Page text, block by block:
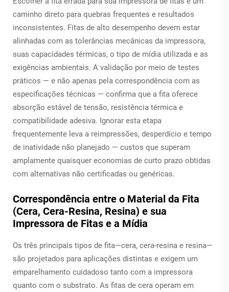
caminho direto para quebras frequentes e resultados
inconsistentes. Fitas de alto desempenho devem estar
alinhadas com as tolerâncias mecânicas da impressora,
suas capacidades térmicas, o tipo de mídia utilizada e as
exigências ambientais. A validação por meio de testes
práticos — e não apenas pela correspondência com as
especificações técnicas — confirma que a fita oferece
absorção estável de tensão, resistência térmica e
compatibilidade adesiva. Ignorar esta etapa
frequentemente leva a reimpressões, desperdício e tempo
de inatividade não planejado — custos que superam
amplamente quaisquer economias de curto prazo obtidas
com alternativas não certificadas ou genéricas.
Correspondência entre o Material da Fita
(Cera, Cera-Resina, Resina) e sua
Impressora de Fitas e a Mídia
Os três principais tipos de fita—cera, cera-resina e resina—
são projetados para aplicações distintas e exigem um
emparelhamento cuidadoso tanto com a impressora
quanto com o substrato. As fitas de cera operam em